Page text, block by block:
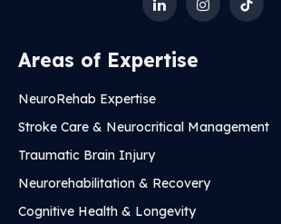
LinkedInInstagramTikTok
Areas of Expertise
NeuroRehab Expertise
Stroke Care & Neurocritical Management
Traumatic Brain Injury
Neurorehabilitation & Recovery
Cognitive Health & Longevity